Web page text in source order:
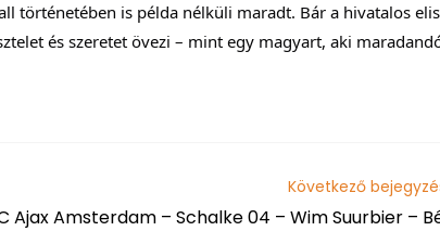
történetében is példa nélküli maradt. Bár a hivatalos
és szeretet övezi – mint egy magyart, aki
Következő
Ajax Amsterdam – Schalke 04 – Wim Suurbier –